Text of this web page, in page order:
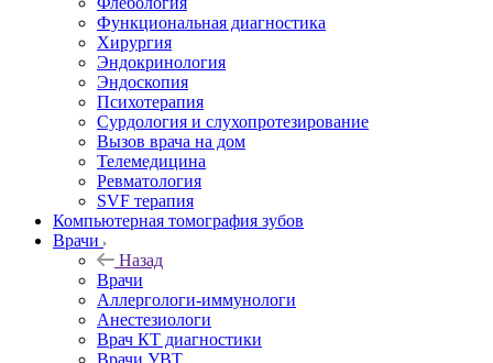
Функциональная диагностика
Хирургия
Эндокринология
Эндоскопия
Психотерапия
Сурдология и слухопротезирование
Вызов врача на дом
Телемедицина
Ревматология
SVF терапия
Компьютерная томография зубов
Врачи
Назад
Врачи
Аллергологи-иммунологи
Анестезиологи
Врач КТ диагностики
Врачи УВТ